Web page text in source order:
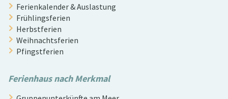
Ferienkalender & Auslastung
Frühlingsferien
Herbstferien
Weihnachtsferien
Pfingstferien
Ferienhaus nach Merkmal